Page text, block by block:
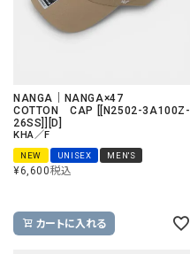
NANGA｜NANGA×47
COTTON CAP [[N2502-3A100Z-
26SS]][D]
KHA／F
NEW UNISEX MEN'S
¥6,600税込
カートに入れる